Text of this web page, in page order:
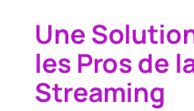
Une
les Pros de
Streaming